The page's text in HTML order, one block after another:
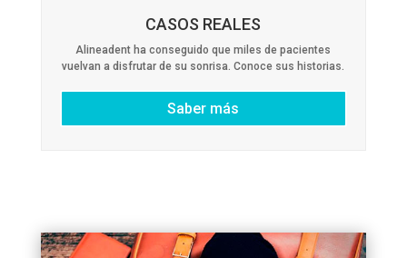
CASOS REALES
Alineadent ha conseguido que miles de pacientes
vuelvan a disfrutar de su sonrisa. Conoce sus historias.
Saber más